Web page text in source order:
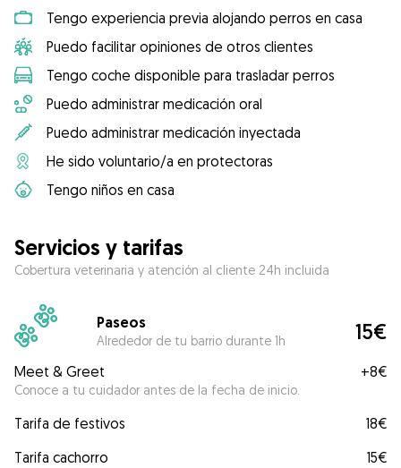
Tengo experiencia previa alojando perros en casa
Puedo facilitar opiniones de otros clientes
Tengo coche disponible para trasladar perros
Puedo administrar medicación oral
Puedo administrar medicación inyectada
He sido voluntario/a en protectoras
Tengo niños en casa
Servicios y tarifas
Cobertura veterinaria y atención al cliente 24h incluida
Paseos
Alrededor de tu barrio durante 1h 15€
Meet & Greet
Conoce a tu cuidador antes de la fecha de inicio.
+8€
Tarifa de festivos
18€
Tarifa cachorro
15€